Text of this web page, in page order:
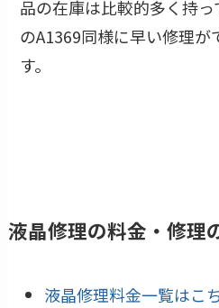
品の在庫は比較的多く持
のA1369同様に早い修理が
す。
液晶修理の料金・修理
液晶修理料金一覧はこ